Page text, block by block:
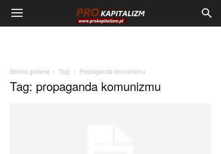
Strona główna Tagi Propaganda komunizmu
Tag: propaganda komunizmu